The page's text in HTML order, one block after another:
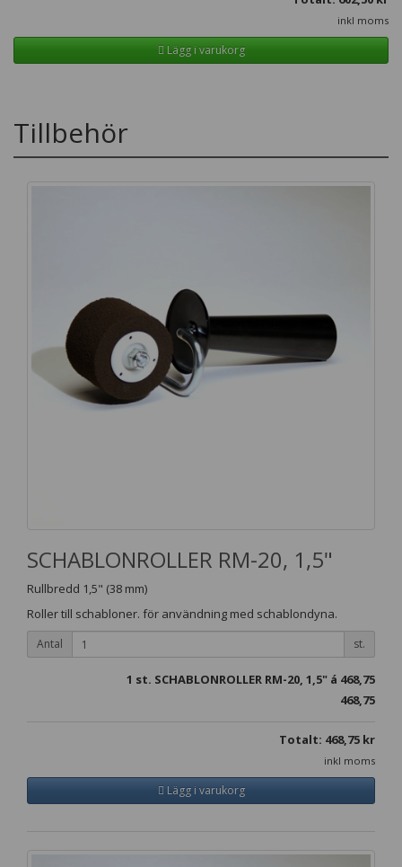
inkl moms
Lägg i varukorg
Tillbehör
SCHABLONROLLER RM-20, 1,5"
Rullbredd 1,5" (38 mm)
Roller till schabloner. för användning med schablondyna.
Antal st.
1 st. SCHABLONROLLER RM-20, 1,5" á 468,75
468,75
Totalt: 468,75 kr
inkl moms
Lägg i varukorg